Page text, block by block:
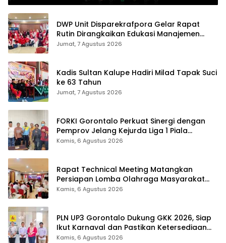
DWP Unit Disparekrafpora Gelar Rapat
Rutin Dirangkaikan Edukasi Manajemen
Stres
Jumat, 7 Agustus 2026
Kadis Sultan Kalupe Hadiri Milad Tapak Suci
ke 63 Tahun
Jumat, 7 Agustus 2026
FORKI Gorontalo Perkuat Sinergi dengan
Pemprov Jelang Kejurda Liga 1 Piala
Gubernur 2026
Kamis, 6 Agustus 2026
Rapat Technical Meeting Matangkan
Persiapan Lomba Olahraga Masyarakat
Tingkat Provinsi Gorontalo
Kamis, 6 Agustus 2026
PLN UP3 Gorontalo Dukung GKK 2026, Siap
Ikut Karnaval dan Pastikan Ketersediaan
Listrik
Kamis, 6 Agustus 2026